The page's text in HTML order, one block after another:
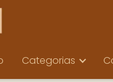
Categorias